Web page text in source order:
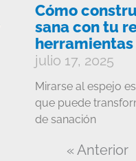
Cómo
sana con tu
herramientas
julio 17, 2025
Mirarse al espejo
que puede
de sanación
« Anterior